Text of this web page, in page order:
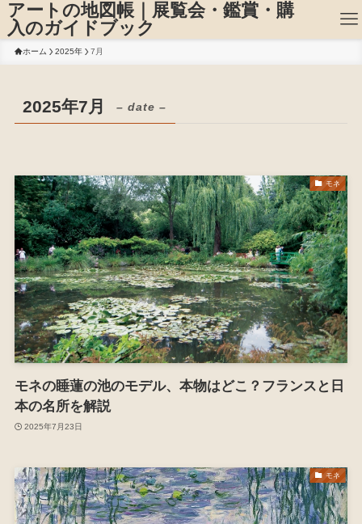
アートの地図帳｜展覧会・鑑賞・購
入のガイドブック
ホーム 2025年 7月
2025年7月 – date –
モネ
モネの睡蓮の池のモデル、本物はどこ？フランスと日
本の名所を解説
2025年7月23日
モネ